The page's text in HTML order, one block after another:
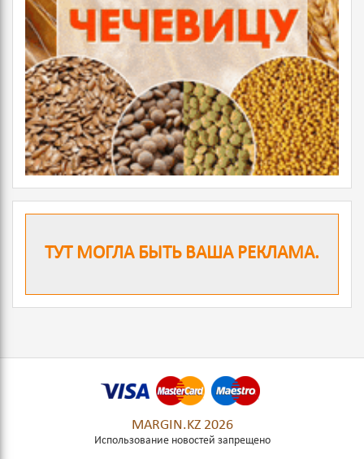
ТУТ МОГЛА БЫТЬ ВАША РЕКЛАМА.
MARGIN.KZ 2026
Использование новостей запрещено